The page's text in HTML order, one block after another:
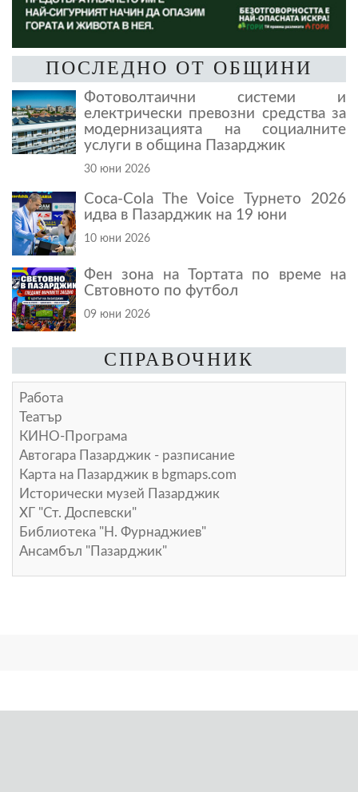
ПОСЛЕДНО ОТ ОБЩИНИ
Фотоволтаични системи и
електрически превозни средства за
модернизацията на социалните
услуги в община Пазарджик
30 юни 2026
Coca-Cola The Voice Турнето 2026
идва в Пазарджик на 19 юни
10 юни 2026
Фен зона на Тортата по време на
Свтовното по футбол
09 юни 2026
СПРАВОЧНИК
Работа
Театър
КИНО-Програма
Автогара Пазарджик - разписание
Карта на Пазарджик в bgmaps.com
Исторически музей Пазарджик
ХГ "Ст. Доспевски"
Библиотека "Н. Фурнаджиев"
Ансамбъл "Пазарджик"